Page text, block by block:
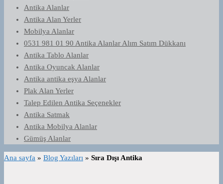
Antika Alanlar
Antika Alan Yerler
Mobilya Alanlar
0531 981 01 90 Antika Alanlar Alım Satım Dükkanı
Antika Tablo Alanlar
Antika Oyuncak Alanlar
Antika antika eşya Alanlar
Plak Alan Yerler
Talep Edilen Antika Seçenekler
Antika Satmak
Antika Mobilya Alanlar
Gümüş Alanlar
Ana sayfa » Blog Yazıları » Sıra Dışı Antika